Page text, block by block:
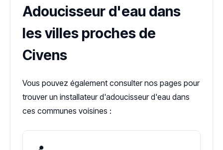
Adoucisseur d'eau dans
les villes proches de
Civens
Vous pouvez également consulter nos pages pour
trouver un installateur d'adoucisseur d'eau dans
ces communes voisines :